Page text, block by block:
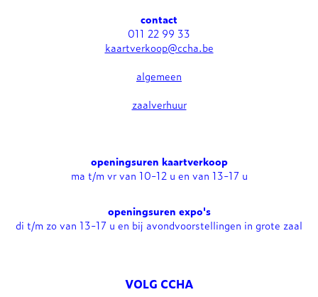
contact
011 22 99 33
kaartverkoop@ccha.be
algemeen
zaalverhuur
openingsuren kaartverkoop
ma t/m vr van 10-12 u en van 13-17 u
openingsuren expo's
di t/m zo van 13-17 u en bij avondvoorstellingen in grote zaal
VOLG CCHA